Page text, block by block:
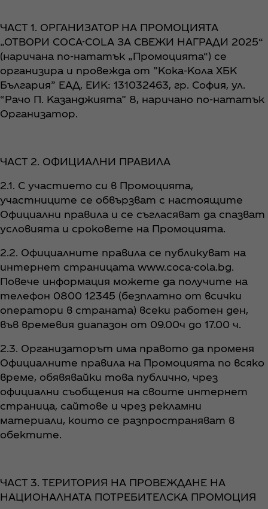
ЧАСТ 1. ОРГАНИЗАТОР НА ПРОМОЦИЯТА
„ОТВОРИ COCA-COLA ЗА СВЕЖИ НАГРАДИ 2025“
(наричана по-нататък „Промоцията“) се
организира и провежда от ”Кока-Кола ХБК
България” ЕАД, ЕИК: 131032463, гр. София, ул.
“Рачо П. Казанджията” 8, наричано по-нататък
Организатор.
ЧАСТ 2. ОФИЦИАЛНИ ПРАВИЛА
2.1. С участието си в Промоцията,
участниците се обвързват с настоящите
Официални правила и се съгласяват да спазват
условията и сроковете на Промоцията.
2.2. Официалните правила се публикуват на
интернет страницата www.coca-cola.bg.
Повече информация можете да получите на
телефон 0800 12345 (безплатно от всички
оператори в страната) всеки работен ден,
във времевия диапазон от 09.00ч до 17.00 ч.
2.3. Организаторът има правото да променя
Официалните правила на Промоцията по всяко
време, обявявайки това публично, чрез
официални съобщения на своите интернет
страница, сайтове и чрез рекламни
материали, които се разпространяват в
обектите.
ЧАСТ 3. ТЕРИТОРИЯ НА ПРОВЕЖДАНЕ НА
НАЦИОНАЛНАТА ПОТРЕБИТЕЛСКА ПРОМОЦИЯ